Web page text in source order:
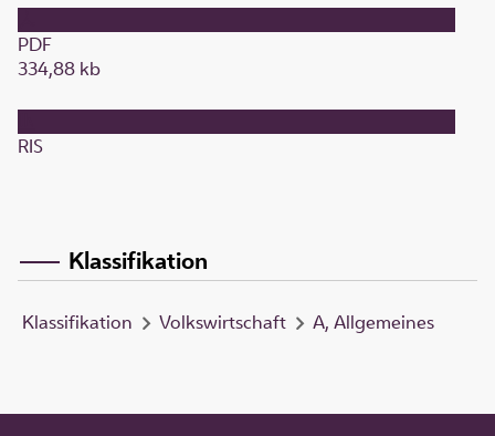
PDF
334,88 kb
RIS
Klassifikation
Klassifikation Volkswirtschaft A, Allgemeines